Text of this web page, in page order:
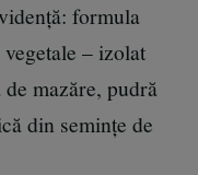
formula
– izolat
mazăre, pudră
din semințe de